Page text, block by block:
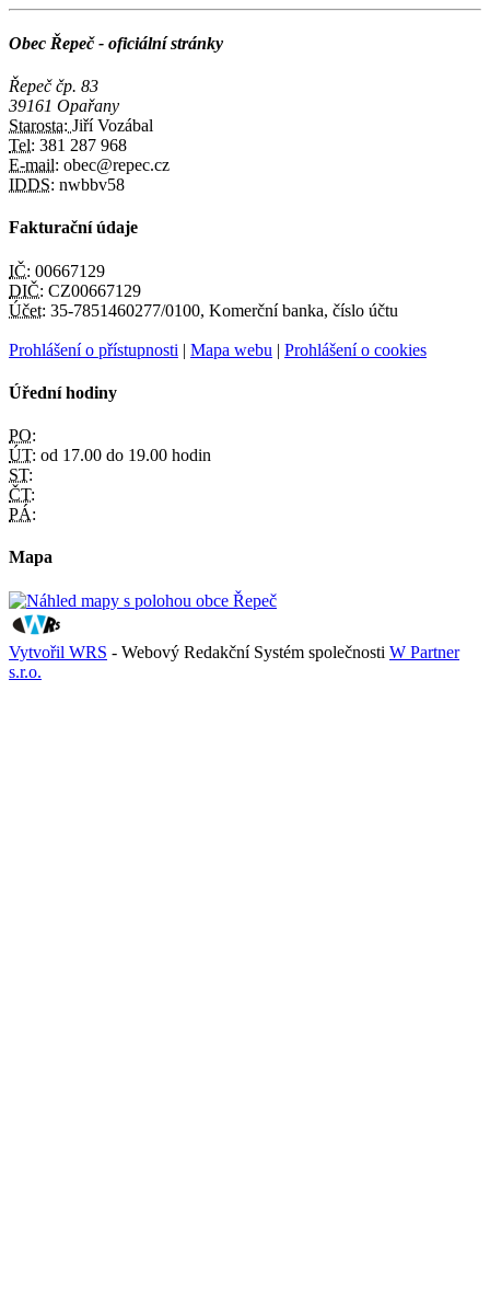
Obec Řepeč - oficiální stránky
Řepeč čp. 83
39161 Opařany
Starosta: Jiří Vozábal
Tel: 381 287 968
E-mail: obec@repec.cz
IDDS: nwbbv58
Fakturační údaje
IČ: 00667129
DIČ: CZ00667129
Účet: 35-7851460277/0100, Komerční banka, číslo účtu
Prohlášení o přístupnosti | Mapa webu | Prohlášení o cookies
Úřední hodiny
PO:
ÚT: od 17.00 do 19.00 hodin
ST:
ČT:
PÁ:
Mapa
Vytvořil WRS - Webový Redakční Systém společnosti W Partner
s.r.o.